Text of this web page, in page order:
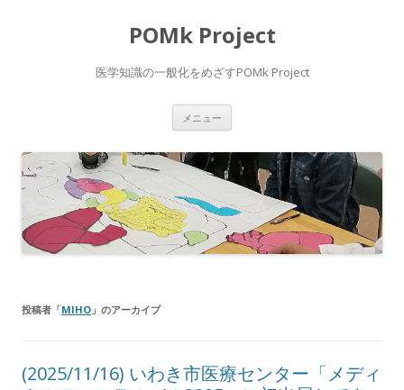
POMk Project
医学知識の一般化をめざすPOMk Project
メニュー
ン
ツ
へ
ス
ッ
投稿者「MIHO 」のアーカイブ
(2025/11/16) いわき市医療センター「メディ